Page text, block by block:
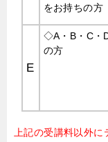
をお持ちの方
E
◇A・B・C・
の方
上記の受講料以外に